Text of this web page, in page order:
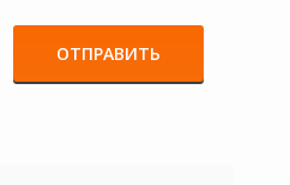
ОТПРАВИТЬ